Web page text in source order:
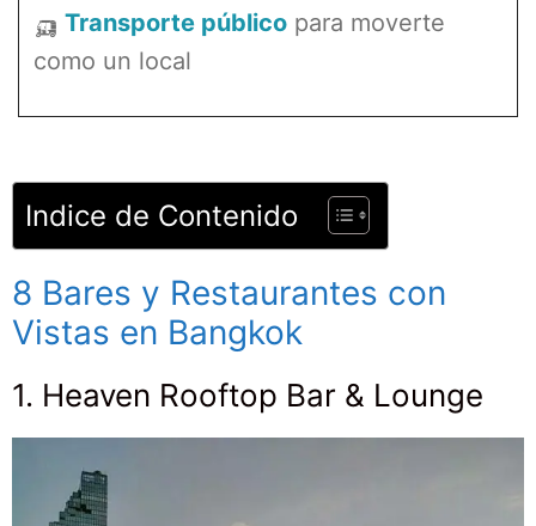
🛺 Transporte público para moverte
como un local
Indice de Contenido
8 Bares y Restaurantes con
Vistas en Bangkok
1. Heaven Rooftop Bar & Lounge